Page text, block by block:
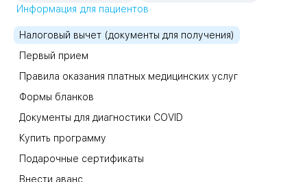
Информация для пациентов
Налоговый вычет (документы для получения)
Первый прием
Правила оказания платных медицинских услуг
Формы бланков
Документы для диагностики COVID
Купить программу
Подарочные сертификаты
Внести аванс